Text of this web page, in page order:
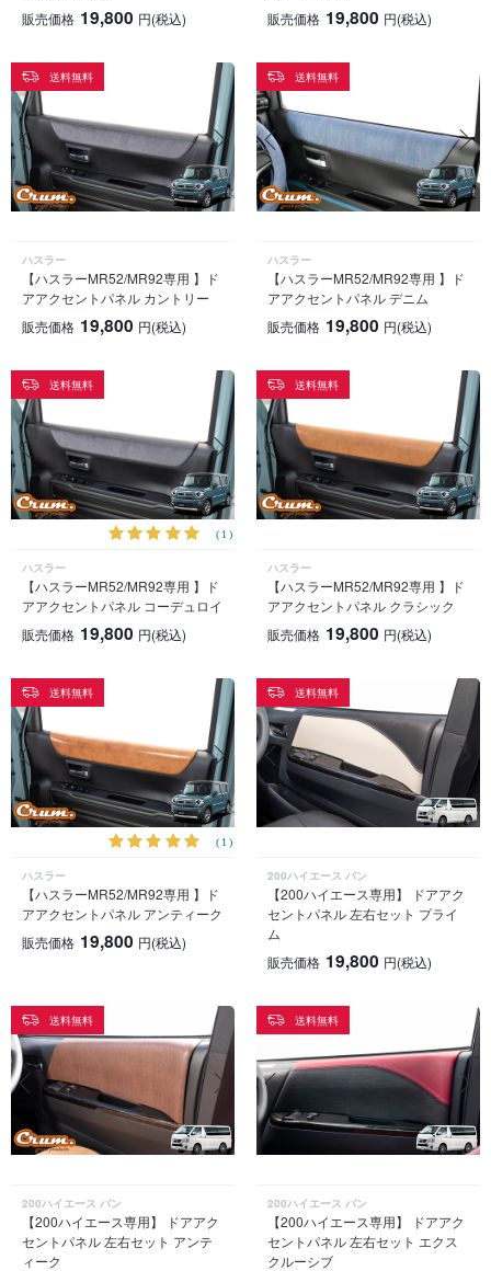
販売価格 19,800 円(税込)
販売価格 19,800 円(税込)
送料無料
ハスラー
【ハスラーMR52/MR92専用 】ド
アアクセントパネル カントリー
販売価格 19,800 円(税込)
送料無料
ハスラー
【ハスラーMR52/MR92専用 】ド
アアクセントパネル デニム
販売価格 19,800 円(税込)
送料無料
(1)
ハスラー
【ハスラーMR52/MR92専用 】ド
アアクセントパネル コーデュロイ
販売価格 19,800 円(税込)
送料無料
ハスラー
【ハスラーMR52/MR92専用 】ド
アアクセントパネル クラシック
販売価格 19,800 円(税込)
送料無料
(1)
ハスラー
【ハスラーMR52/MR92専用 】ド
アアクセントパネル アンティーク
販売価格 19,800 円(税込)
送料無料
200ハイエース バン
【200ハイエース専用】 ドアアク
セントパネル 左右セット プライ
ム
販売価格 19,800 円(税込)
送料無料
200ハイエース バン
【200ハイエース専用】 ドアアク
セントパネル 左右セット アンテ
ィーク
送料無料
200ハイエース バン
【200ハイエース専用】 ドアアク
セントパネル 左右セット エクス
クルーシブ